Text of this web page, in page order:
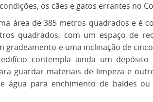
os cães e gatos errantes no
área de 385 metros quadrados e é
quadrados, com um espaço de
gradeamento e uma inclinação de
contempla ainda um depósito
guardar materiais de limpeza e
água para enchimento de baldes ou